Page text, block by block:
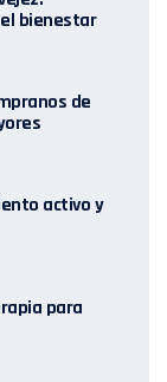
bienestar
de
activo y
para